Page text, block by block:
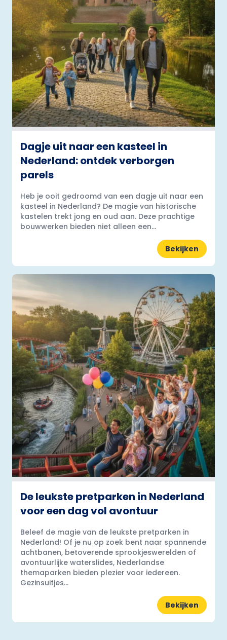
Dagje uit naar een kasteel in
Nederland: ontdek verborgen
parels
Heb je ooit gedroomd van een dagje uit naar een
kasteel in Nederland? De magie van historische
kastelen trekt jong en oud aan. Deze prachtige
bouwwerken bieden niet alleen een...
Bekijken
De leukste pretparken in Nederland
voor een dag vol avontuur
Beleef de magie van de leukste pretparken in
Nederland! Of je nu op zoek bent naar spannende
achtbanen, betoverende sprookjeswerelden of
avontuurlijke waterslides, Nederlandse
themaparken bieden plezier voor iedereen.
Gezinsuitjes...
Bekijken